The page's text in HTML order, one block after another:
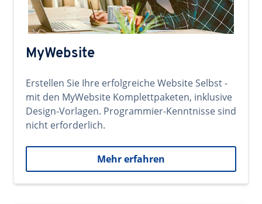
MyWebsite
Erstellen Sie Ihre erfolgreiche Website Selbst -
mit den MyWebsite Komplettpaketen, inklusive
Design-Vorlagen. Programmier-Kenntnisse sind
nicht erforderlich.
Mehr erfahren